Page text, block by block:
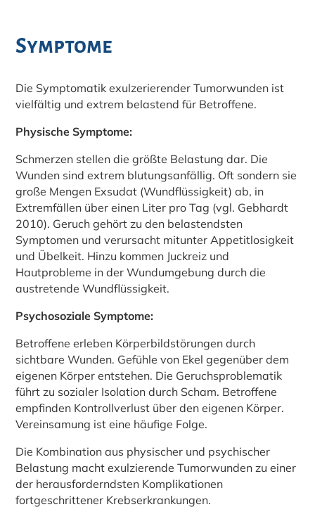
Symptome
Die Symptomatik exulzerierender Tumorwunden ist
vielfältig und extrem belastend für Betroffene.
Physische Symptome:
Schmerzen stellen die größte Belastung dar. Die
Wunden sind extrem blutungsanfällig. Oft sondern sie
große Mengen Exsudat (Wundflüssigkeit) ab, in
Extremfällen über einen Liter pro Tag (vgl. Gebhardt
2010). Geruch gehört zu den belastendsten
Symptomen und verursacht mitunter Appetitlosigkeit
und Übelkeit. Hinzu kommen Juckreiz und
Hautprobleme in der Wundumgebung durch die
austretende Wundflüssigkeit.
Psychosoziale Symptome:
Betroffene erleben Körperbildstörungen durch
sichtbare Wunden. Gefühle von Ekel gegenüber dem
eigenen Körper entstehen. Die Geruchsproblematik
führt zu sozialer Isolation durch Scham. Betroffene
empfinden Kontrollverlust über den eigenen Körper.
Vereinsamung ist eine häufige Folge.
Die Kombination aus physischer und psychischer
Belastung macht exulzierende Tumorwunden zu einer
der herausforderndsten Komplikationen
fortgeschrittener Krebserkrankungen.